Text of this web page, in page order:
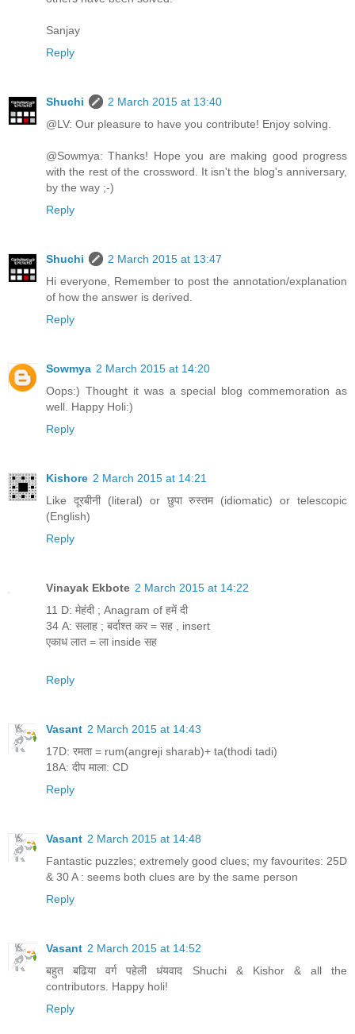
Sanjay
Reply
Shuchi
2 March 2015 at 13:40
@LV: Our pleasure to have you contribute! Enjoy solving.
@Sowmya: Thanks! Hope you are making good progress
with the rest of the crossword. It isn't the blog's anniversary,
by the way ;-)
Reply
Shuchi
2 March 2015 at 13:47
Hi everyone, Remember to post the annotation/explanation
of how the answer is derived.
Reply
Sowmya 2 March 2015 at 14:20
Oops:) Thought it was a special blog commemoration as
well. Happy Holi:)
Reply
Kishore 2 March 2015 at 14:21
Like दूरबीनी (literal) or छुपा रुस्तम (idiomatic) or telescopic
(English)
Reply
Vinayak Ekbote 2 March 2015 at 14:22
11 D: मेहंदी ; Anagram of हमें दी
34 A: सलाह ; बर्दाश्त कर = सह , insert
एकाध लात = ला inside सह
Reply
Vasant 2 March 2015 at 14:43
17D: रमता = rum(angreji sharab)+ ta(thodi tadi)
18A: दीप माला: CD
Reply
Vasant 2 March 2015 at 14:48
Fantastic puzzles; extremely good clues; my favourites: 25D
& 30 A : seems both clues are by the same person
Reply
Vasant 2 March 2015 at 14:52
बहुत बढिया वर्ग पहेली धंयवाद Shuchi & Kishor & all the
contributors. Happy holi!
Reply